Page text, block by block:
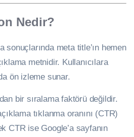
Nedir?
sonuçlarında meta title’ın hemen
metnidir. Kullanıcılara
ön izleme sunar.
bir sıralama faktörü değildir.
tıklanma oranını (CTR)
CTR ise Google’a sayfanın